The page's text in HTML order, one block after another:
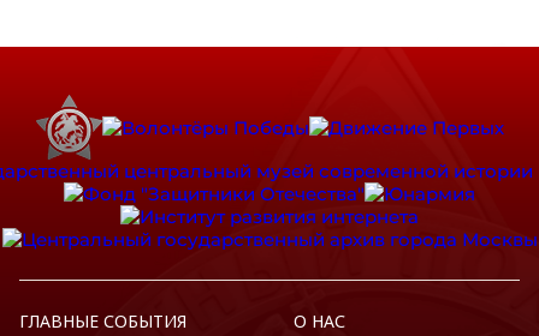
ГЛАВНЫЕ СОБЫТИЯ О НАС